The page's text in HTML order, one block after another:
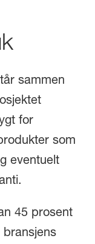
sammen
for
som
eventuelt
45 prosent